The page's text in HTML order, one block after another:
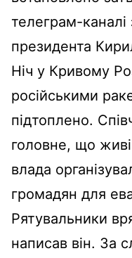
телеграм-
президента
Ніч у Кривому
російськими
підтоплено.
головне, що живі
влада
громадян для
Рятувальники
написав він. За